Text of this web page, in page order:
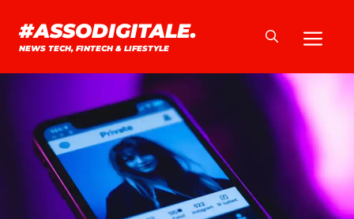
contenuto
#ASSODIGITALE.
NEWS TECH, FINTECH & LIFESTYLE